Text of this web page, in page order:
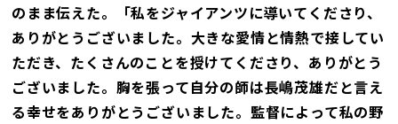
のまま伝えた。「私をジャイアンツに導いてくださり、
ありがとうございました。大きな愛情と情熱で接してい
ただき、たくさんのことを授けてくださり、ありがとう
ございました。胸を張って自分の師は長嶋茂雄だと言え
る幸せをありがとうございました。監督によって私の野